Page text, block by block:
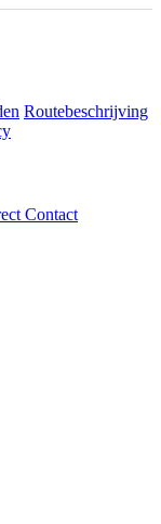
Routebeschrijving
Contact